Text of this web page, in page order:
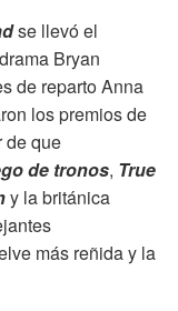
se llevó el
Bryan
de reparto Anna
los premios de
de que
de tronos, True
y la británica
más reñida y la